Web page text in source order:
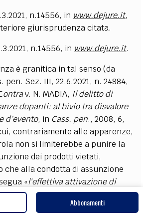
n.14556, in www.dejure.it,
giurisprudenza citata.
n.14556, in www.dejure.it.
è granitica in tal senso (da
pen. Sez. III, 22.6.2021, n. 24884,
ontrav. N. MADIA, Il delitto di
dopanti: al bivio tra disvalore
d’evento, in Cass. pen., 2008, 6,
contrariamente alle apparenze,
non si limiterebbe a punire la
dei prodotti vietati,
che alla condotta di assunzione
«l'effettiva attivazione di
che infondono ai medicinali
a influenzare l'equilibrio
Abbonamenti